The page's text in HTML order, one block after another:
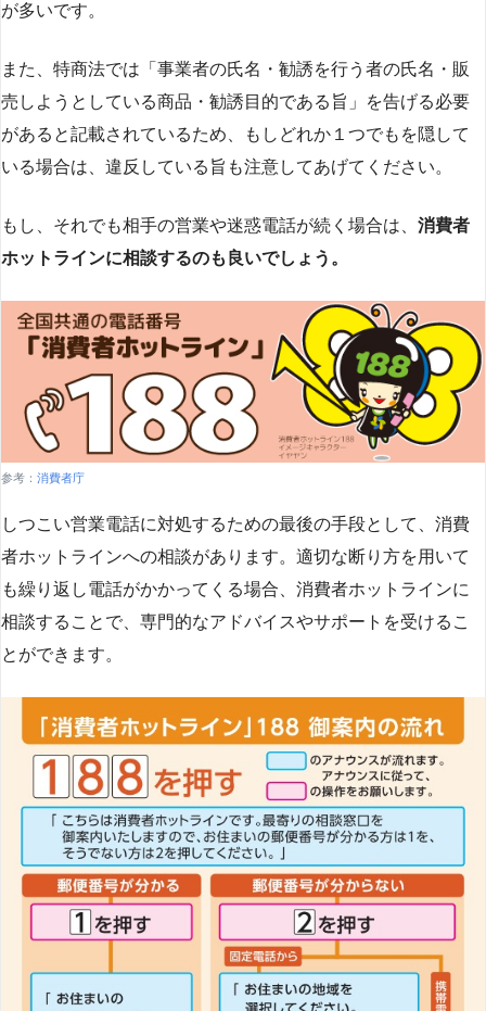
が多いです​​。
また、特商法では「事業者の氏名・勧誘を行う者の氏名・販
売しようとしている商品・勧誘目的である旨」を告げる必要
があると記載されているため、もしどれか１つでもを隠して
いる場合は、違反している旨も注意してあげてください。
もし、それでも相手の営業や迷惑電話が続く場合は、 消費者
ホットラインに相談するのも良いでしょう。
参考： 消費者庁
しつこい営業電話に対処するための最後の手段として、消費
者ホットラインへの相談があります。適切な断り方を用いて
も繰り返し電話がかかってくる場合、消費者ホットラインに
相談することで、専門的なアドバイスやサポートを受けるこ
とができます​​。